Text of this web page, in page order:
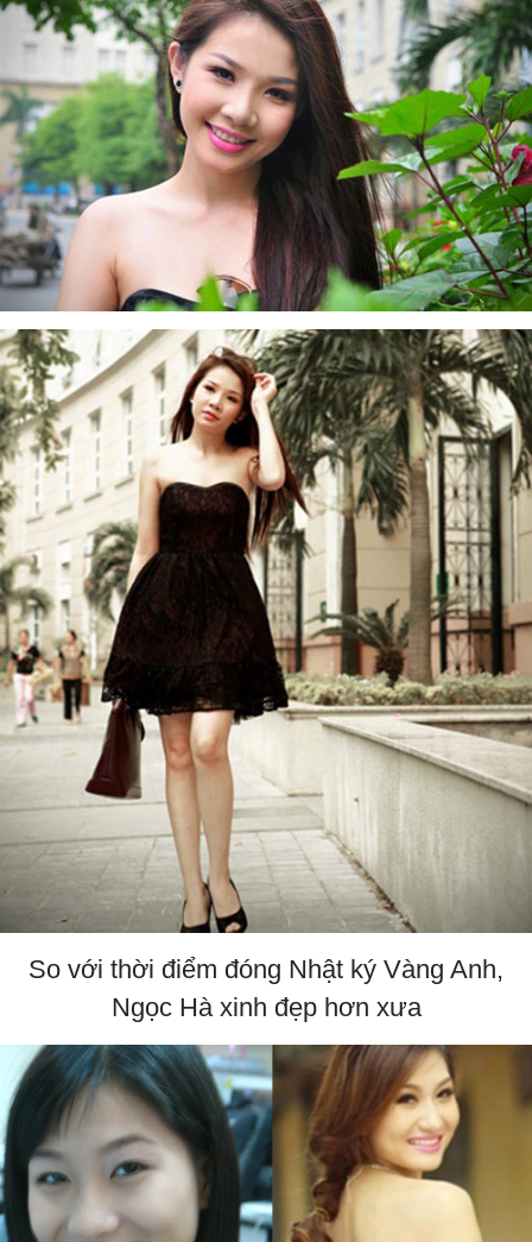
So với thời điểm đóng Nhật ký Vàng Anh,
Ngọc Hà xinh đẹp hơn xưa